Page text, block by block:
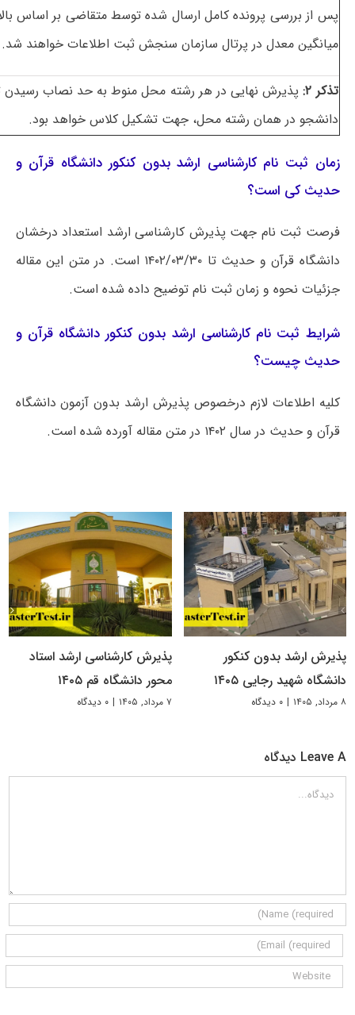
پس از بررسی پرونده کامل ارسال شده توسط متقاضی بر اساس
میانگین معدل در پرتال سازمان سنجش ثبت اطلاعات خواهند شد.
تذکر ۲:
پذیرش نهایی در هر رشته محل منوط به حد نصاب رسیدن
دانشجو در همان رشته محل، جهت تشکیل کلاس خواهد بود.
زمان ثبت نام کارشناسی ارشد بدون کنکور دانشگاه قرآن و
حدیث کی است؟
فرصت ثبت نام جهت پذیرش کارشناسی ارشد استعداد درخشان
دانشگاه قرآن و حدیث تا ۱۴۰۲/۰۳/۳۰ است. در متن این مقاله
جزئیات نحوه و زمان ثبت نام توضیح داده شده است.
شرایط ثبت نام کارشناسی ارشد بدون کنکور دانشگاه قرآن و
حدیث چیست؟
کلیه اطلاعات لازم درخصوص پذیرش ارشد بدون آزمون دانشگاه
قرآن و حدیث در سال ۱۴۰۲ در متن مقاله آورده شده است.
پذیرش ارشد بدون کنکور
دانشگاه شهید رجایی ۱۴۰۵
۸ مرداد, ۱۴۰۵ | ۰ دیدگاه
پذیرش کارشناسی ارشد استاد
محور دانشگاه قم ۱۴۰۵
۷ مرداد, ۱۴۰۵ | ۰ دیدگاه
Leave A دیدگاه
دیدگاه